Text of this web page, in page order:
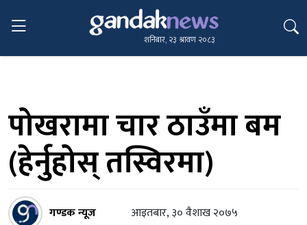
शनिबार, २३ श्रावण २०८३
पोखरामा चार ठाउँमा बम
(हेर्नुहोस् तस्विरमा)
गण्डक न्यूज आइतबार, ३० वैशाख २०७५